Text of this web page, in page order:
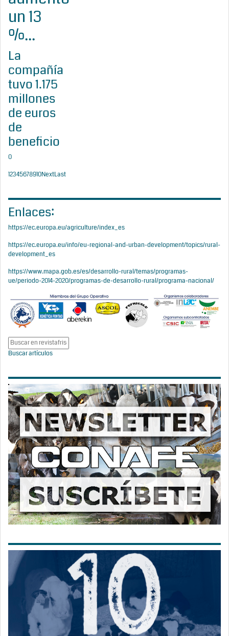
un 13
%...
La
compañía
tuvo 1.175
millones
de euros
de
beneficio
0
12345678910NextLast
Enlaces:
https://ec.europa.eu/agriculture/index_es
https://ec.europa.eu/info/eu-regional-and-urban-development/topics/rural-
development_es
https://www.mapa.gob.es/es/desarrollo-rural/temas/programas-
ue/periodo-2014-2020/programas-de-desarrollo-rural/programa-nacional/
Buscar artículos